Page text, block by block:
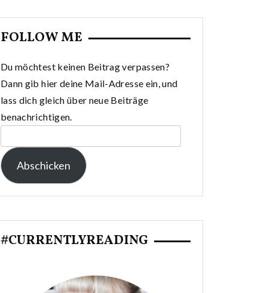
FOLLOW ME
Du möchtest keinen Beitrag verpassen?
Dann gib hier deine Mail-Adresse ein, und
lass dich gleich über neue Beiträge
benachrichtigen.
Mail-
Adresse:
Abschicken
#CURRENTLYREADING